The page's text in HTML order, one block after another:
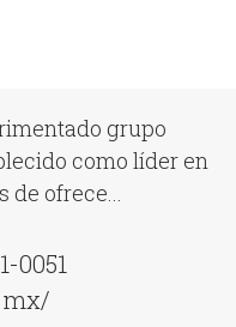
grupo
como líder en
de ofrece...
0051